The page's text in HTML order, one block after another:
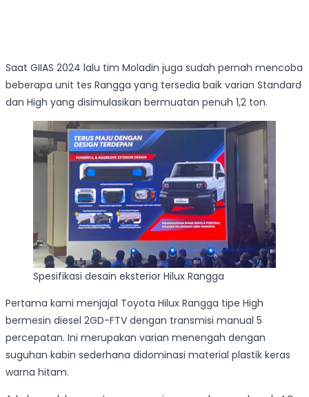
Saat GIIAS 2024 lalu tim Moladin juga sudah pernah mencoba
beberapa unit tes Rangga yang tersedia baik varian Standard
dan High yang disimulasikan bermuatan penuh 1,2 ton.
Spesifikasi desain eksterior Hilux Rangga
Pertama kami menjajal Toyota Hilux Rangga tipe High
bermesin diesel 2GD-FTV dengan transmisi manual 5
percepatan. Ini merupakan varian menengah dengan
suguhan kabin sederhana didominasi material plastik keras
warna hitam.